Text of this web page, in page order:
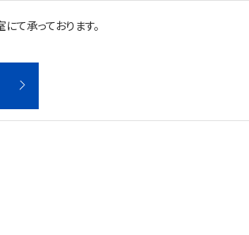
て承っております。